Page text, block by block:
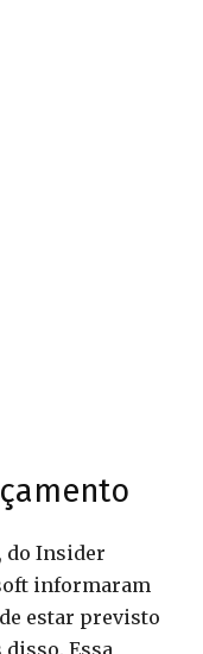
do Insider
informaram
estar previsto